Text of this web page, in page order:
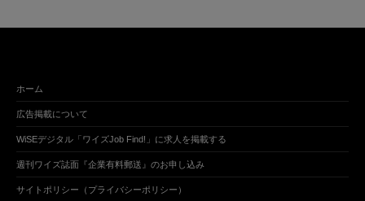
ホーム
広告掲載について
WiSEデジタル「ワイズJob Find!」に求人を掲載する
週刊ワイズ誌面『企業有料郵送』のお申し込み
サイトポリシー（プライバシーポリシー）